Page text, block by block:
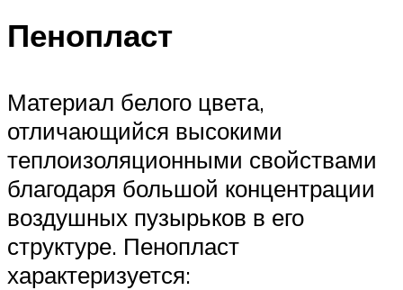
Пенопласт
Материал белого цвета,
отличающийся высокими
теплоизоляционными свойствами
благодаря большой концентрации
воздушных пузырьков в его
структуре. Пенопласт
характеризуется: